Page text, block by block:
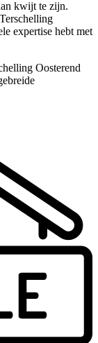
kwijt te zijn.
expertise hebt met
Oosterend